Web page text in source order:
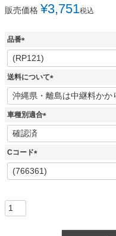
販売価格 ¥3,751税込
品番
(
必
須
送料について
(
必
車種別適合
(
Cコード
(
必